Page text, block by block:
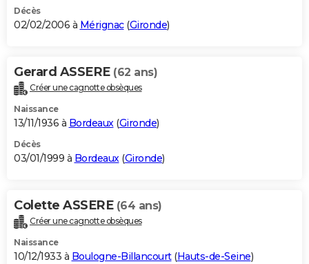
Décès
02/02/2006 à Mérignac(Gironde)
Gerard ASSERE (62 ans)
Créer une cagnotte obsèques
Naissance
13/11/1936 à Bordeaux(Gironde)
Décès
03/01/1999 à Bordeaux(Gironde)
Colette ASSERE (64 ans)
Créer une cagnotte obsèques
Naissance
10/12/1933 à Boulogne-Billancourt(Hauts-de-Seine)